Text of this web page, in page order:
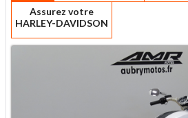
Assurez votre
HARLEY-DAVIDSON